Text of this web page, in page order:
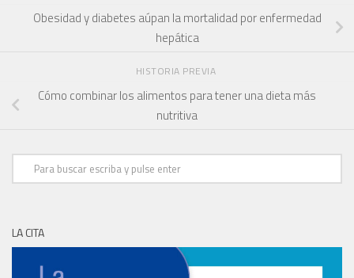
Obesidad y diabetes aúpan la mortalidad por enfermedad
hepática
HISTORIA PREVIA
Cómo combinar los alimentos para tener una dieta más
nutritiva
LA CITA